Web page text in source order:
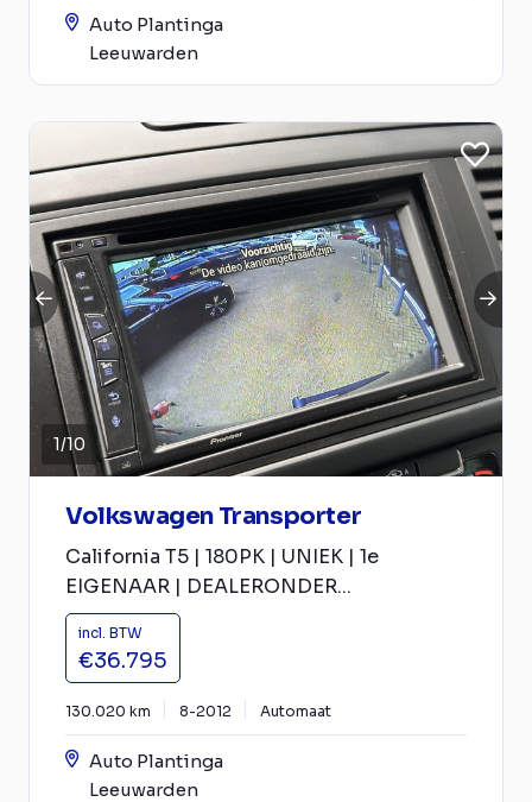
Auto Plantinga
Leeuwarden
1/10
Volkswagen Transporter
California T5 | 180PK | UNIEK | 1e
EIGENAAR | DEALERONDER...
incl. BTW
€36.795
130.020 km 8-2012 Automaat
Auto Plantinga
Leeuwarden